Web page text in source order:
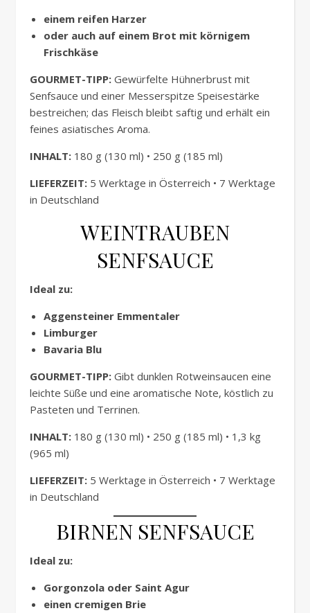
einem reifen Harzer
oder auch auf einem Brot mit körnigem
Frischkäse
GOURMET-TIPP: Gewürfelte Hühnerbrust mit
Senfsauce und einer Messerspitze Speisestärke
bestreichen; das Fleisch bleibt saftig und erhält ein
feines asiatisches Aroma.
INHALT: 180 g (130 ml) • 250 g (185 ml)
LIEFERZEIT: 5 Werktage in Österreich • 7 Werktage
in Deutschland
WEINTRAUBEN
SENFSAUCE
Ideal zu:
Aggensteiner Emmentaler
Limburger
Bavaria Blu
GOURMET-TIPP: Gibt dunklen Rotweinsaucen eine
leichte Süße und eine aromatische Note, köstlich zu
Pasteten und Terrinen.
INHALT: 180 g (130 ml) • 250 g (185 ml) • 1,3 kg
(965 ml)
LIEFERZEIT: 5 Werktage in Österreich • 7 Werktage
in Deutschland
BIRNEN SENFSAUCE
Ideal zu:
Gorgonzola oder Saint Agur
einen cremigen Brie